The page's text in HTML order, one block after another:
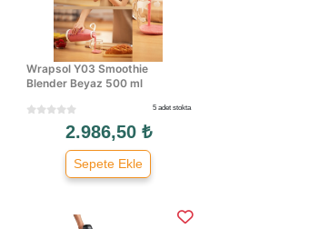
Wrapsol Y03 Smoothie
Blender Beyaz 500 ml
5 adet stokta
2.986,50 ₺
Sepete Ekle